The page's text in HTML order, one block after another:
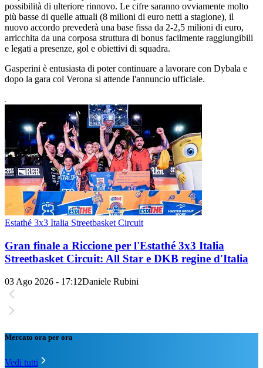
possibilità di ulteriore rinnovo. Le cifre saranno ovviamente molto
più basse di quelle attuali (8 milioni di euro netti a stagione), il
nuovo accordo prevederà una base fissa da 2-2,5 milioni di euro,
arricchita da una corposa struttura di bonus facilmente raggiungibili
e legati a presenze, gol e obiettivi di squadra.
Gasperini è entusiasta di poter continuare a lavorare con Dybala e
dopo la gara col Verona si attende l'annuncio ufficiale.
Estathé 3x3 Italia Streetbasket Circuit
Gran finale a Riccione per l'Estathé 3x3 Italia
Streetbasket Circuit: All Star e DKB regine d'Italia
03 Ago 2026 - 17:12Daniele Rubini
Mercato ora per ora
Vedi tutti